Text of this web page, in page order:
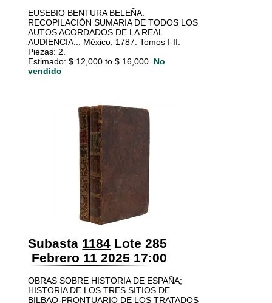
EUSEBIO BENTURA BELEÑA.
RECOPILACIÓN SUMARIA DE TODOS LOS
AUTOS ACORDADOS DE LA REAL
AUDIENCIA... México, 1787. Tomos I-II.
Piezas: 2.
Estimado: $ 12,000 to $ 16,000. No
vendido
Subasta 1184 Lote 285
Febrero 11 2025 17:00
OBRAS SOBRE HISTORIA DE ESPAÑA;
HISTORIA DE LOS TRES SITIOS DE
BILBAO-PRONTUARIO DE LOS TRATADOS